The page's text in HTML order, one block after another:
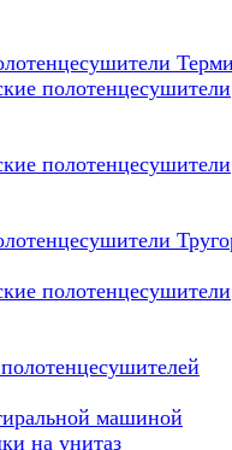
полотенцесушители
полотенцесушители
полотенцесушители
машиной
на унитаз